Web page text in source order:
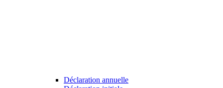
Déclaration annuelle